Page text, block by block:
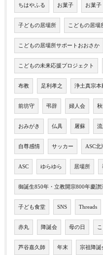
ちはやふる お菓子 お菓子
子どもの居場所 こどもの居場
こどもの居場所サポートおおさか
こどもの未来応援プロジェクト
布教 足利孝之 浄土真宗本
前坊守 弔辞 婦人会
おみがき 仏具 屠蘇
自尊感情 サッカー ASC北
ASC ゆらゆら 居場所
御誕生850年・立教開宗800年慶讃
子ども食堂 SNS Threads
赤丸 降誕会 母の日
芦谷嘉久師 年末 宗祖降誕